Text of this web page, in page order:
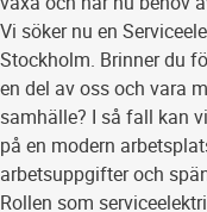
Vi söker nu en
Stockholm. Brinner du
en del av oss och vara
samhälle? I så fall kan
på en modern
arbetsuppgifter och
Rollen som